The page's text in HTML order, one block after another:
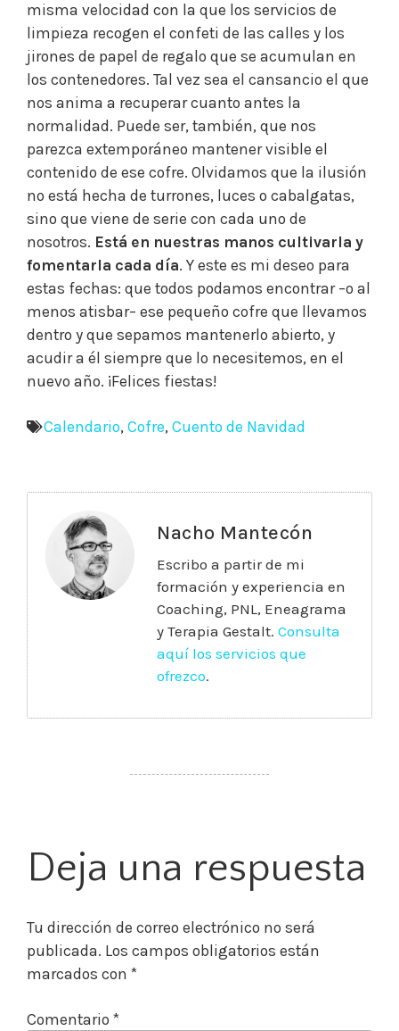
misma velocidad con la que los servicios de
limpieza recogen el confeti de las calles y los
jirones de papel de regalo que se acumulan en
los contenedores. Tal vez sea el cansancio el que
nos anima a recuperar cuanto antes la
normalidad. Puede ser, también, que nos
parezca extemporáneo mantener visible el
contenido de ese cofre. Olvidamos que la ilusión
no está hecha de turrones, luces o cabalgatas,
sino que viene de serie con cada uno de
nosotros. Está en nuestras manos cultivarla y
fomentarla cada día. Y este es mi deseo para
estas fechas: que todos podamos encontrar –o al
menos atisbar– ese pequeño cofre que llevamos
dentro y que sepamos mantenerlo abierto, y
acudir a él siempre que lo necesitemos, en el
nuevo año. ¡Felices fiestas!
Calendario, Cofre, Cuento de Navidad
Nacho Mantecón
Escribo a partir de mi
formación y experiencia en
Coaching, PNL, Eneagrama
y Terapia Gestalt. Consulta
aquí los servicios que
ofrezco.
Deja una respuesta
Tu dirección de correo electrónico no será
publicada. Los campos obligatorios están
marcados con *
Comentario *